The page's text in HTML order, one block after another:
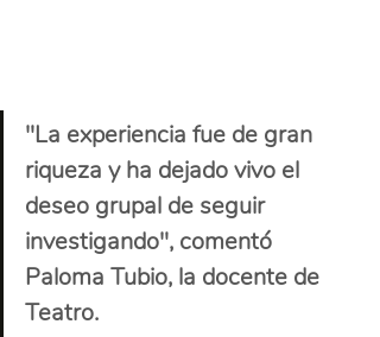
"La experiencia fue de gran
riqueza y ha dejado vivo el
deseo grupal de seguir
investigando", comentó
Paloma Tubio, la docente de
Teatro.